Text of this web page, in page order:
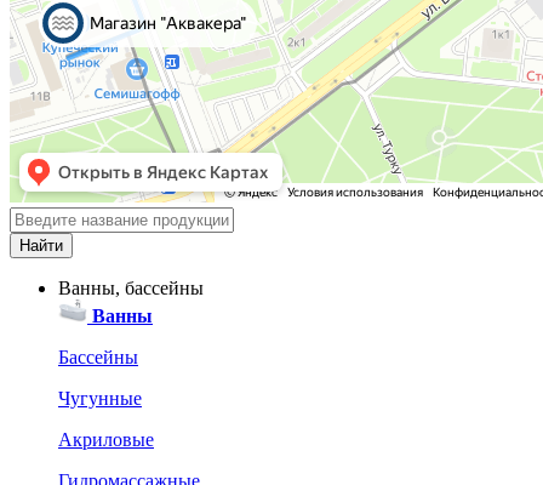
Ванны, бассейны
Ванны
Бассейны
Чугунные
Акриловые
Гидромассажные